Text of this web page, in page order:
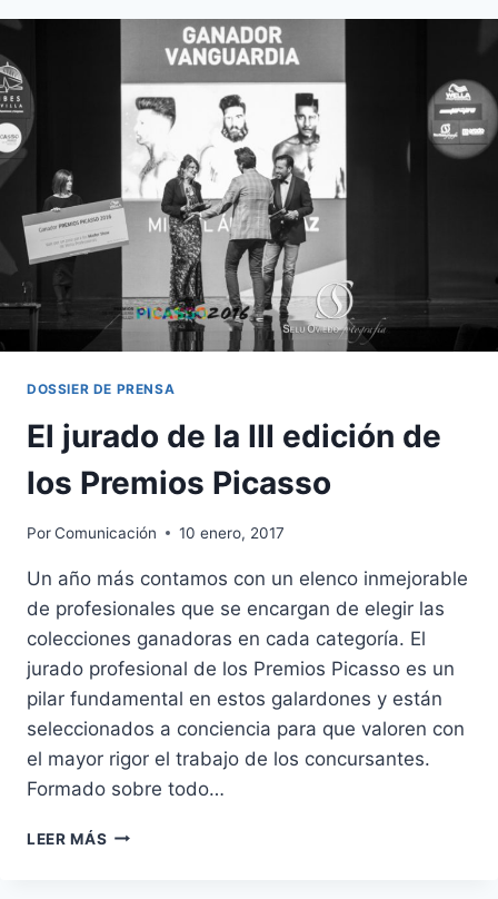
PELUQUEROS
ANDALUCÍA
DOSSIER DE PRENSA
El jurado de la III edición de
los Premios Picasso
PorComunicación 10 enero, 2017
Un año más contamos con un elenco inmejorable
de profesionales que se encargan de elegir las
colecciones ganadoras en cada categoría. El
jurado profesional de los Premios Picasso es un
pilar fundamental en estos galardones y están
seleccionados a conciencia para que valoren con
el mayor rigor el trabajo de los concursantes.
Formado sobre todo…
LEER MÁS EL